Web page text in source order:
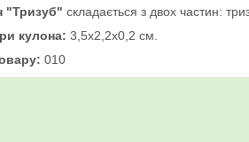
"Тризуб" складається з двох частин:
кулона: 3,5х2,2х0,2 см.
010